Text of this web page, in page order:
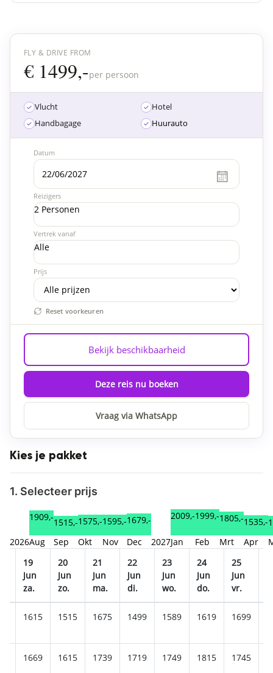
FLY & DRIVE FROM
€ 1499,-per persoon
Vlucht
Handbagage
Hotel
Huurauto
Reizigers
2 Personen
Vertrek vanaf
Alle
Prijs
Datum
Reset voorkeuren
Bekijk beschikbaarheid
Deze reis nu boeken
Vraag via WhatsApp
Kies je pakket
1. Selecteer prijs
2026
1909,-
Aug
1515,-
Sep
1575,-
Okt
1595,-
Nov
1679,-
Dec
2027
2009,-
Jan
1999,-
Feb
1805,-
Mrt
1535,-
Apr
19
Jun
za.
20
Jun
zo.
21
Jun
ma.
22
Jun
di.
23
Jun
wo.
24
Jun
do.
25
Jun
vr.
1615 1515 1675 1499 1589 1619 1699
1669 1615 1739 1719 1749 1815 1745